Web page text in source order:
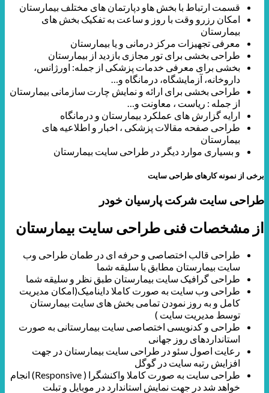
قسمت ارتباط با بخش هاو دپارتمان های مختلف بیمارستان
امکان رزرو وقت با روز و ساعت به تفکیک بخش های
بیمارستان
معرفی تجهیزات مرکز درمانی و یا بیمارستان
طراحی بخشی برای تور مجازی بازدید از بیمارستان
بخشی برای معرفی خدمات پزشکی از جمله: اورژانس،
داروخانه، آزمایشگاه، درمانگاه و…
طراحی بخشی برای ارائه و نمایش چارت سازمانی بیمارستان
از جمله : ریاست ، معاونت و…
ارایه گزارش های عملکرد بیمارستان و درمانگاه
طراحی صفحه مقالات پزشکی ، اخبار و اطلاعیه های
بیمارستان
و بسیاری موارد دیگر در طراحی سایت بیمارستان
برخی از نمونه کارهای طراحی سایت
طراحی سایت شرکت پارسیان خودر
از مشخصات فنی طراحی سایت بیمارستان
طراحی قالب اختصاصی و حرفه ای در طمان طراحی وب
سایت بیمارستان مطابق با سلیقه شما
طراحی گرافیک سایت بیمارستان طبق نظر و سلیقه شما
طراحی وب سایت به صورت کاملا داینامیک(امکان مدیریت
کامل و به روز نمودن تمامی بخش های سایت بیمارستان
توسط مدیریت سایت )
طراحی و کدنویسی اختصاصی سایت بیمارستانی به صورت
استانداردهای روز جهانی
رعایت اصول سئو در طراحی سایت بیمارستان در جهت
افزایش رتبه سایت در گوگل
طراحی سایت به صورت کاملا واکنشگرا ( Responsive) انجام
خواهد شد در جهت نمایش استاندارد در موبایل و تبلت